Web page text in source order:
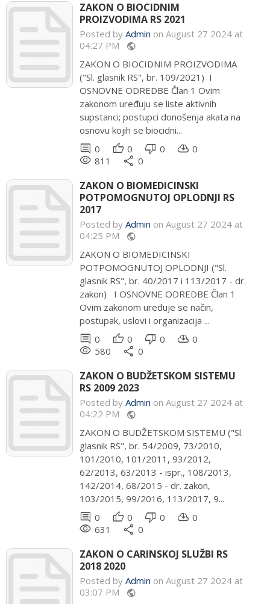
ZAKON O BIOCIDNIM
PROIZVODIMA RS 2021
Posted by Admin on August 27 2024 at
04:27 PM public
ZAKON O BIOCIDNIM PROIZVODIMA
("Sl. glasnik RS", br. 109/2021) I
OSNOVNE ODREDBE Član 1 Ovim
zakonom uređuju se liste aktivnih
supstanci; postupci donošenja akata na
osnovu kojih se biocidni...
comment 0 thumb_up 0 thumb_down 0 cloud_download 0
remove_red_eye 811 share 0
ZAKON O BIOMEDICINSKI
POTPOMOGNUTOJ OPLODNJI RS
2017
Posted by Admin on August 27 2024 at
04:25 PM public
ZAKON O BIOMEDICINSKI
POTPOMOGNUTOJ OPLODNJI ("Sl.
glasnik RS", br. 40/2017 i 113/2017 - dr.
zakon) I OSNOVNE ODREDBE Član 1
Ovim zakonom uređuje se način,
postupak, uslovi i organizacija ...
comment 0 thumb_up 0 thumb_down 0 cloud_download 0
remove_red_eye 580 share 0
ZAKON O BUDŽETSKOM SISTEMU
RS 2009 2023
Posted by Admin on August 27 2024 at
04:22 PM public
ZAKON O BUDŽETSKOM SISTEMU ("Sl.
glasnik RS", br. 54/2009, 73/2010,
101/2010, 101/2011, 93/2012,
62/2013, 63/2013 - ispr., 108/2013,
142/2014, 68/2015 - dr. zakon,
103/2015, 99/2016, 113/2017, 9...
comment 0 thumb_up 0 thumb_down 0 cloud_download 0
remove_red_eye 631 share 0
ZAKON O CARINSKOJ SLUŽBI RS
2018 2020
Posted by Admin on August 27 2024 at
03:07 PM public